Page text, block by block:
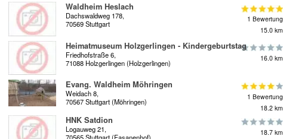
Waldheim Heslach
Dachswaldweg 178,
70569 Stuttgart
1 Bewertung
15.0 km
Heimatmuseum Holzgerlingen - Kindergeburtstag
Friedhofstraße 6,
71088 Holzgerlingen (Holzgerlingen)
16.0 km
Evang. Waldheim Möhringen
Weidach 8,
70567 Stuttgart (Möhringen)
1 Bewertung
18.2 km
HNK Satdion
Logauweg 21,
18.7 km